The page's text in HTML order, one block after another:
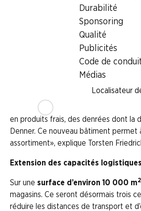
Durabilité
Sponsoring
Qualité
Publicités
Code de
Médias
Localisateur
Un nouveau bâtiment pour
120 000 kilomètres de
Certification Minergie et
70 emplois supplémentaires
Attention: fraîcheur! Le 2 février
en produits frais, des denrées dont la
Denner. Ce nouveau bâtiment
assortiment», explique Torsten
Extension des capacités logistiques
Sur une surface d’environ 10 000 m2
magasins. Ce seront désormais trois
réduire les distances de transport et